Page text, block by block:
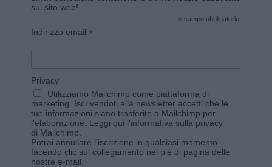
sul sito web!
* campo obbligatorio
Indirizzo email *
Privacy
Utilizziamo Mailchimp come piattaforma di
marketing. Iscrivendoti alla newsletter accetti che le
tue informazioni siano trasferite a Mailchimp per
l'elaborazione. Leggi qui l'informativa sulla privacy
di Mailchimp
Potrai annullare l'iscrizione in qualsiasi momento
facendo clic sul collegamento nel piè di pagina delle
nostre e-mail.